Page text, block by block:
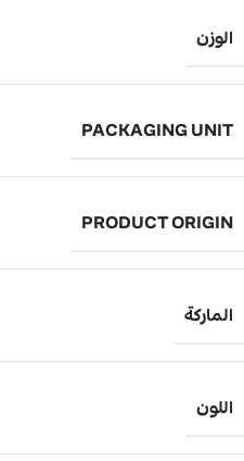
الوزن
PACKAGING UNIT
PRODUCT ORIGIN
الماركة
اللون